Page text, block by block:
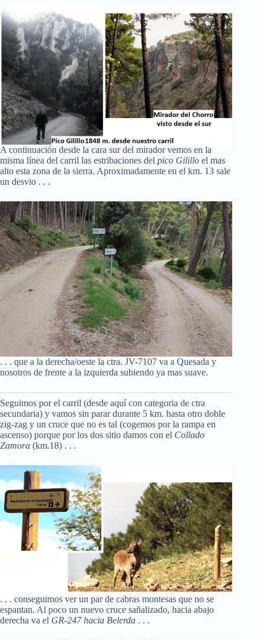
A continuación desde la cara sur del mirador vemos en la
misma línea del carril las estribaciones del pico Gilillo el mas
alto esta zona de la sierra. Aproximadamente en el km. 13 sale
un desvio . . .
. . . que a la derecha/oeste la ctra. JV-7107 va a Quesada y
nosotros de frente a la izquierda subiendo ya mas suave.
Seguimos por el carril (desde aquí con categoria de ctra
secundaria) y vamos sin parar durante 5 km. hasta otro doble
zig-zag y un cruce que no es tal (cogemos por la rampa en
ascenso) porque por los dos sitio damos con el Collado
Zamora (km.18) . . .
. . . conseguimos ver un par de cabras montesas que no se
espantan. Al poco un nuevo cruce sañalizado, hacia abajo
derecha va el GR-247 hacia Belerda . . .